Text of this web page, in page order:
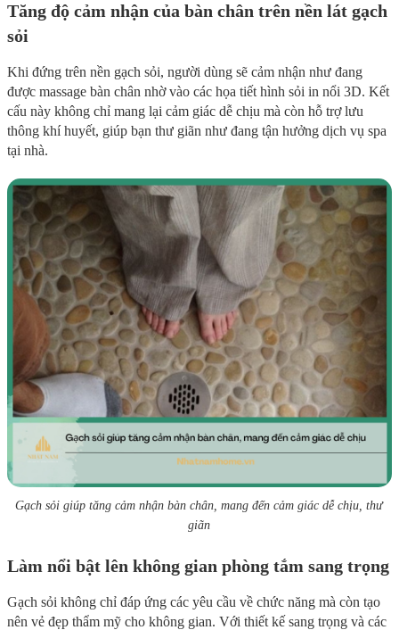
Tăng độ cảm nhận của bàn chân trên nền lát gạch
sỏi
Khi đứng trên nền gạch sỏi, người dùng sẽ cảm nhận như đang
được massage bàn chân nhờ vào các họa tiết hình sỏi in nổi 3D. Kết
cấu này không chỉ mang lại cảm giác dễ chịu mà còn hỗ trợ lưu
thông khí huyết, giúp bạn thư giãn như đang tận hưởng dịch vụ spa
tại nhà.
Gạch sỏi giúp tăng cảm nhận bàn chân, mang đến cảm giác dễ chịu, thư
giãn
Làm nổi bật lên không gian phòng tắm sang trọng
Gạch sỏi không chỉ đáp ứng các yêu cầu về chức năng mà còn tạo
nên vẻ đẹp thẩm mỹ cho không gian. Với thiết kế sang trọng và các